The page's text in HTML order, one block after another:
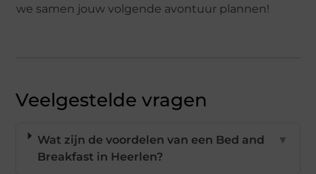
we samen jouw volgende avontuur plannen!
Veelgestelde vragen
Wat zijn de voordelen van een Bed and
Breakfast in Heerlen?
▼